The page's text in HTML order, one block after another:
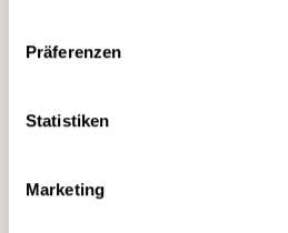
Präferenzen
Statistiken
Marketing